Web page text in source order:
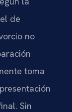
de
no
toma
Sin